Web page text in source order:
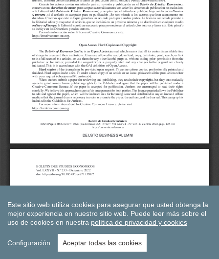
Este sitio web utiliza cookies para asegurar que usted obtenga la
mejor experiencia en nuestro sitio web. Puede leer más sobre el
uso de cookies en nuestra política de privacidad y cookies
Configuración Aceptar todas las cookies